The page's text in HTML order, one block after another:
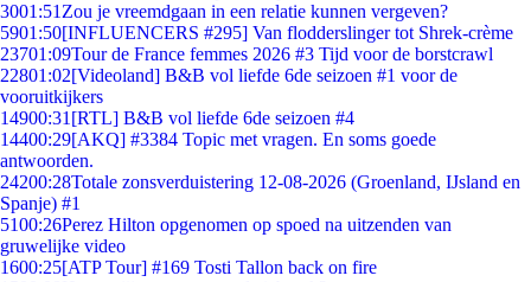
3001:51 Zou je vreemdgaan in een relatie kunnen vergeven?
5901:50[INFLUENCERS #295] Van flodderslinger tot Shrek-crème
23701:09Tour de France femmes 2026 #3 Tijd voor de borstcrawl
22801:02[Videoland] B&B vol liefde 6de seizoen #1 voor de
vooruitkijkers
14900:31 [RTL] B&B vol liefde 6de seizoen #4
14400:29[AKQ] #3384 Topic met vragen. En soms goede
antwoorden.
24200:28Totale zonsverduistering 12-08-2026 (Groenland, IJsland en
Spanje) #1
5100:26Perez Hilton opgenomen op spoed na uitzenden van
gruwelijke video
1600:25[ATP Tour] #169 Tosti Tallon back on fire